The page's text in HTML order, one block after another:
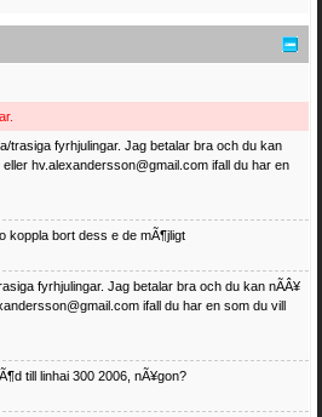
trasiga fyrhjulingar. Jag betalar bra och du kan
eller hv.alexandersson@gmail.com ifall du har en
koppla bort dess e de mÃ¶jligt
fyrhjulingar. Jag betalar bra och du kan nÃÂ¥
ifall du har en som du vill
till linhai 300 2006, nÃ¥gon?